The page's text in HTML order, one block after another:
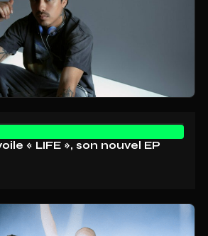
« LIFE », son nouvel EP